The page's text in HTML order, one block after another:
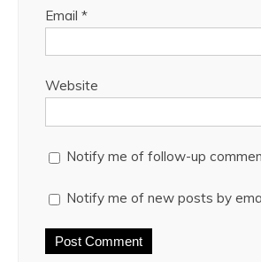
Email *
Website
Notify me of follow-up
Notify me of new posts by